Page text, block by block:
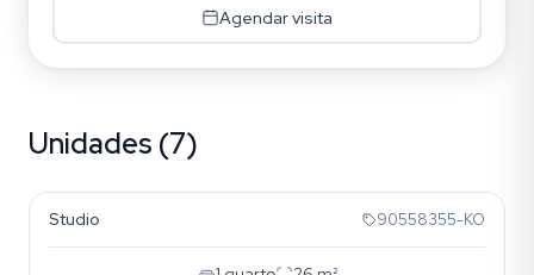
Agendar visita
Unidades (7)
Cristo Redentor
Studio 90558355-KO